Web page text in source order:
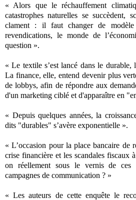
« Alors que le réchauffement
catastrophes naturelles se succèdent,
clament : il faut changer de
revendications, le monde de
question ».
« Le textile s’est lancé dans le durable,
La finance, elle, entend devenir plus
de lobbys, afin de répondre aux
d'un marketing ciblé et d'apparaître en
« Depuis quelques années, la
dits "durables" s’avère exponentielle ».
« L’occasion pour la place bancaire de
crise financière et les scandales fiscaux
on réellement sous le vernis de ces
campagnes de communication ? »
« Les auteurs de cette enquête le